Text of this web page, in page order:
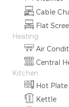
Cable
Flat
Heating
Air
Central
Kitchen
Hot Plate
Kettle